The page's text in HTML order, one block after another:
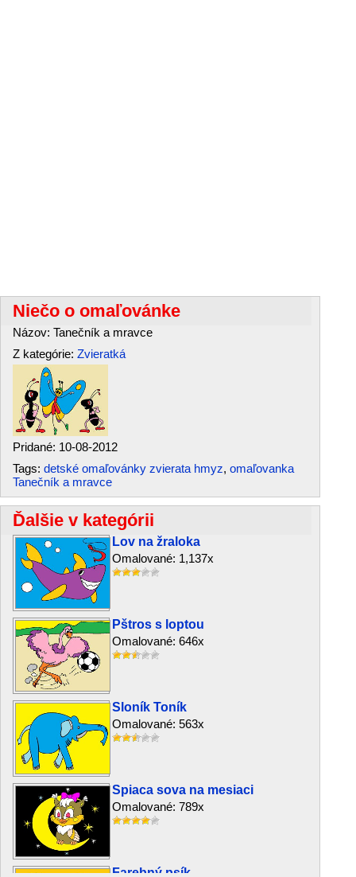
Niečo o omaľovánke
Názov: Tanečník a mravce
Z kategórie: Zvieratká
Pridané: 10-08-2012
Tags: detské omaľovánky zvierata hmyz, omaľovanka
Tanečník a mravce
Ďalšie v kategórii
Lov na žraloka
Omalované: 1,137x
Pštros s loptou
Omalované: 646x
Sloník Toník
Omalované: 563x
Spiaca sova na mesiaci
Omalované: 789x
Farebný psík